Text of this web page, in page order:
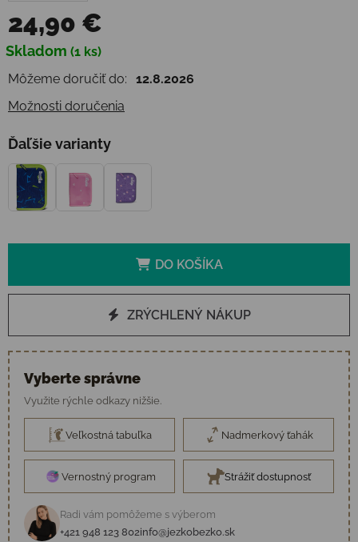
24,90 €
Jednotková cena:
Skladom (1 ks)
Môžeme doručiť do:
12.8.2026
Možnosti doručenia
Ďaľšie varianty
DO KOŠÍKA
ZRÝCHLENÝ NÁKUP
Vyberte správne
Využite rýchle odkazy nižšie.
Veľkostná tabuľka Nadmerkový ťahák
Vernostný program Strážiť dostupnosť
Radi vám pomôžeme s výberom
+421 948 123 802info@jezkobezko.sk